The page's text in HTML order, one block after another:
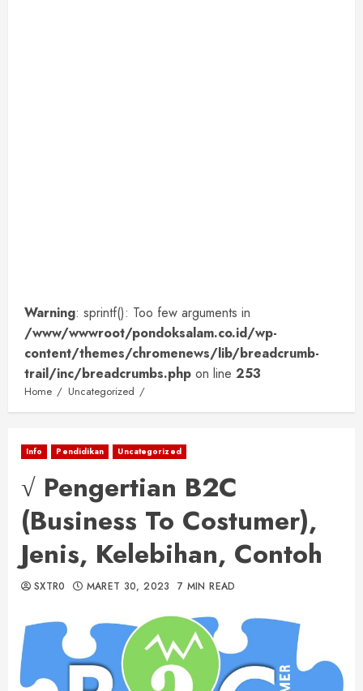
Warning: sprintf(): Too few arguments in
/www/wwwroot/pondoksalam.co.id/wp-
content/themes/chromenews/lib/breadcrumb-
trail/inc/breadcrumbs.php on line 253
Home Uncategorized
Info Pendidikan Uncategorized
√ Pengertian B2C
(Business To Costumer),
Jenis, Kelebihan, Contoh
SXTR0 MARET 30, 2023 7 MIN READ